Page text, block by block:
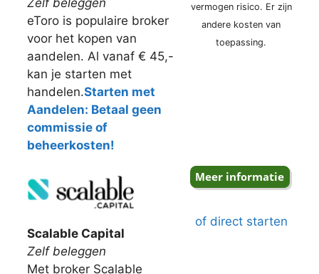
Zelf beleggen
eToro is populaire broker
voor het kopen van
aandelen. Al vanaf € 45,-
kan je starten met
handelen.Starten met
Aandelen: Betaal geen
commissie of
beheerkosten!
vermogen risico. Er zijn
andere kosten van
toepassing.
Scalable Capital
Zelf beleggen
Met broker Scalable
of direct starten